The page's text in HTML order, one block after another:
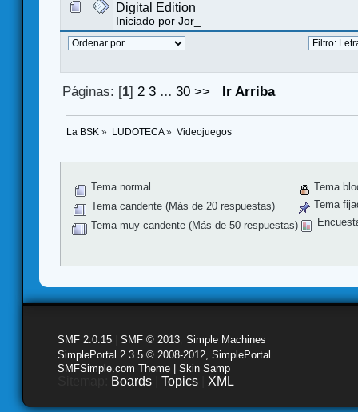
Digital Edition
Iniciado por Jor_
Páginas: [1] 2 3 ...30 >> Ir Arriba
La BSK » LUDOTECA» Videojuegos
Tema normal
Tema candente (Más de 20 respuestas)
Tema muy candente (Más de 50 respuestas)
Tema
Tema
SMF 2.0.15 SMF © 2013 Simple Machines
SimplePortal 2.3.5 © 2008-2012, SimplePortal
SMFSimple.com Theme | Skin Samp
Boards Topics XML